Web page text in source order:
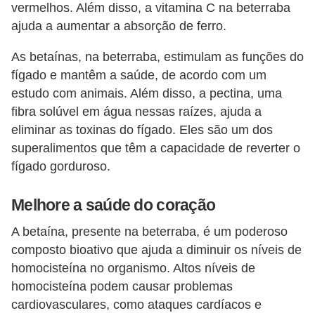
vermelhos. Além disso, a vitamina C na beterraba
ajuda a aumentar a absorção de ferro.
As betaínas, na beterraba, estimulam as funções do
fígado e mantêm a saúde, de acordo com um
estudo com animais. Além disso, a pectina, uma
fibra solúvel em água nessas raízes, ajuda a
eliminar as toxinas do fígado. Eles são um dos
superalimentos que têm a capacidade de reverter o
fígado gorduroso.
Melhore a saúde do coração
A betaína, presente na beterraba, é um poderoso
composto bioativo que ajuda a diminuir os níveis de
homocisteína no organismo. Altos níveis de
homocisteína podem causar problemas
cardiovasculares, como ataques cardíacos e